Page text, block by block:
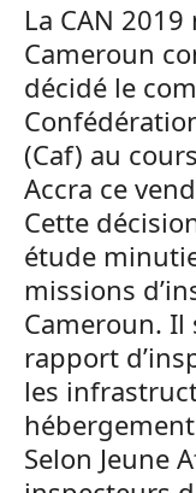
La CAN
Cameroun
décidé le
(Caf) au
Accra ce
Cette
étude
missions
Cameroun. Il
rapport
les
Selon Jeune